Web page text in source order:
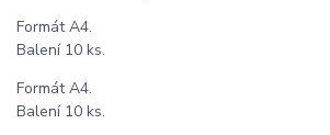
Formát A4.
Balení 10 ks.
Formát A4.
Balení 10 ks.